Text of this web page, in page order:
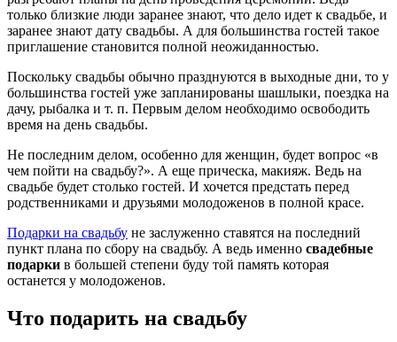
только близкие люди заранее знают, что дело идет к свадьбе, и
заранее знают дату свадьбы. А для большинства гостей такое
приглашение становится полной неожиданностью.
Поскольку свадьбы обычно празднуются в выходные дни, то у
большинства гостей уже запланированы шашлыки, поездка на
дачу, рыбалка и т. п. Первым делом необходимо освободить
время на день свадьбы.
Не последним делом, особенно для женщин, будет вопрос «в
чем пойти на свадьбу?». А еще прическа, макияж. Ведь на
свадьбе будет столько гостей. И хочется предстать перед
родственниками и друзьями молодоженов в полной красе.
Подарки на свадьбу не заслуженно ставятся на последний
пункт плана по сбору на свадьбу. А ведь именно свадебные
подарки в большей степени буду той память которая
останется у молодоженов.
Что подарить на свадьбу